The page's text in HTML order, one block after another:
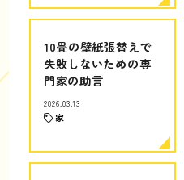
10畳の壁紙張替えで
失敗しないための専
門家の助言
2026.03.13
家